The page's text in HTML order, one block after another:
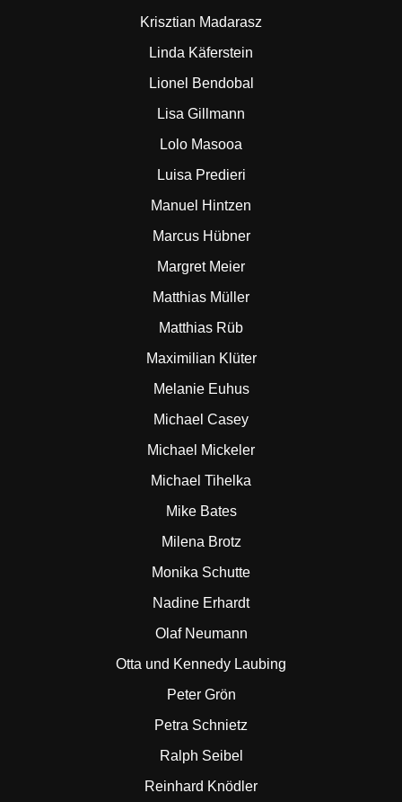
Krisztian Madarasz
Linda Käferstein
Lionel Bendobal
Lisa Gillmann
Lolo Masooa
Luisa Predieri
Manuel Hintzen
Marcus Hübner
Margret Meier
Matthias Müller
Matthias Rüb
Maximilian Klüter
Melanie Euhus
Michael Casey
Michael Mickeler
Michael Tihelka
Mike Bates
Milena Brotz
Monika Schutte
Nadine Erhardt
Olaf Neumann
Otta und Kennedy Laubing
Peter Grön
Petra Schnietz
Ralph Seibel
Reinhard Knödler